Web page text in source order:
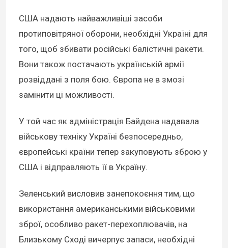
США надають найважливіші засоби
протиповітряної оборони, необхідні Україні для
того, щоб збивати російські балістичні ракети.
Вони також постачають українській армії
розвіддані з поля бою. Європа не в змозі
замінити ці можливості.
У той час як адміністрація Байдена надавала
військову техніку Україні безпосередньо,
європейські країни тепер закуповують зброю у
США і відправляють її в Україну.
Зеленський висловив занепокоєння тим, що
використання американськими військовими
зброї, особливо ракет-перехоплювачів, на
Близькому Сході вичерпує запаси, необхідні